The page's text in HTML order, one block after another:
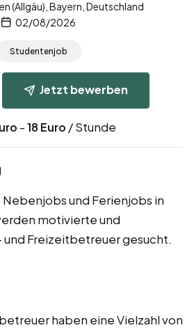
(Allgäu), Bayern, Deutschland
02/08/2026
Studentenjob
Jetzt bewerben
-18 Euro / Stunde
und Ferienjobs in
motivierte und
und Freizeitbetreuer gesucht.
haben eine Vielzahl von